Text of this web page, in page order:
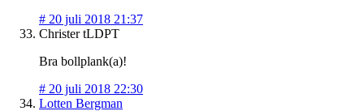
# 20 juli 2018 21:37
Christer tLDPT
Bra bollplank(a)!
# 20 juli 2018 22:30
Lotten Bergman